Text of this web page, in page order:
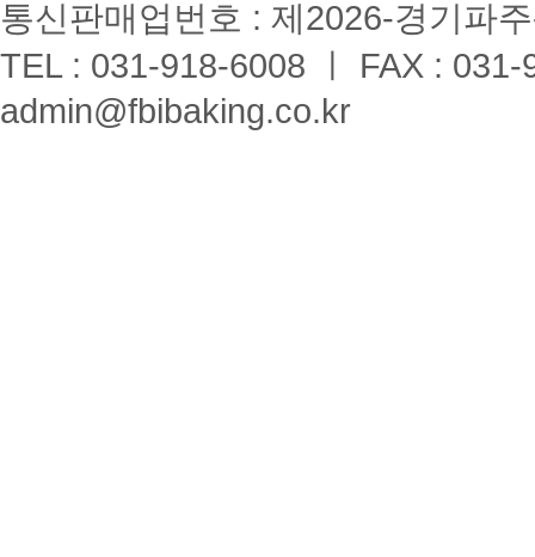
통신판매업번호 : 제2026-경기파
TEL : 031-918-6008 ㅣ FAX :
admin@fbibaking.co.kr